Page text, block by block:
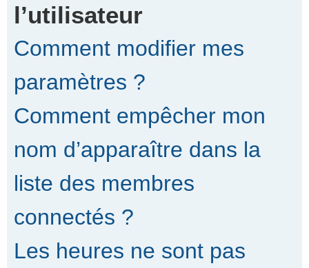
l’utilisateur
Comment modifier mes
paramètres ?
Comment empêcher mon
nom d’apparaître dans la
liste des membres
connectés ?
Les heures ne sont pas